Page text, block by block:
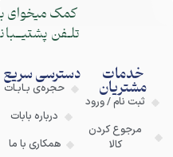
کمک میخوای
تلـفن
خدمات
مشتریان
ثبت نام / ورود
مرجوع کردن
کالا
دسترسی سریع
حجره‌ی بـابـات
درباره بابات
همکاری با ما